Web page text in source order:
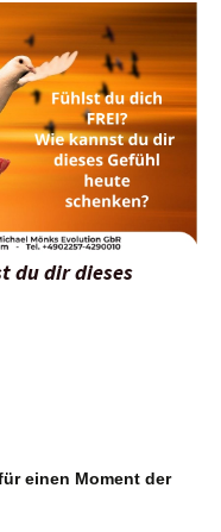
du dir dieses
einen Moment der